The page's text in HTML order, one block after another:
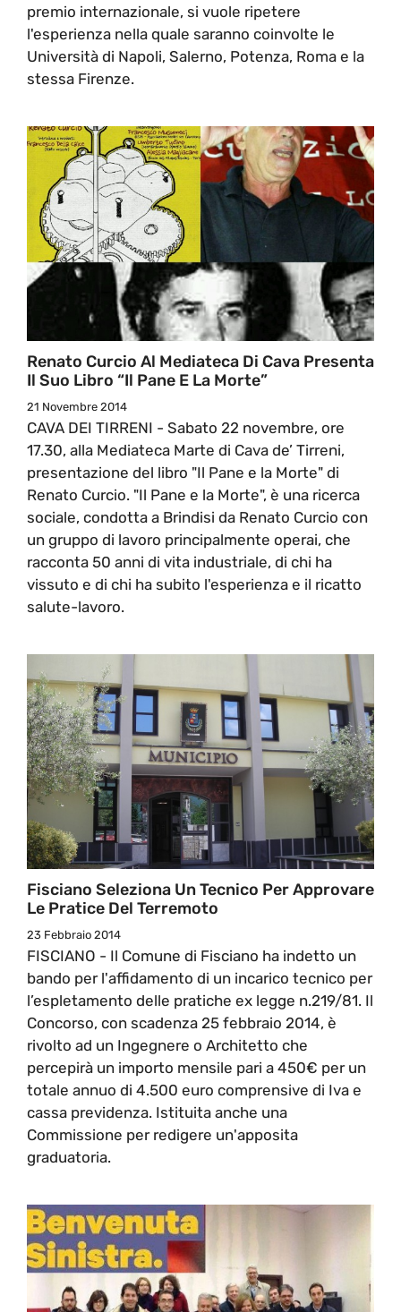
premio internazionale, si vuole ripetere
l'esperienza nella quale saranno coinvolte le
Università di Napoli, Salerno, Potenza, Roma e la
stessa Firenze.
Renato Curcio Al Mediateca Di Cava Presenta
Il Suo Libro “Il Pane E La Morte”
21 Novembre 2014
CAVA DEI TIRRENI - Sabato 22 novembre, ore
17.30, alla Mediateca Marte di Cava de’ Tirreni,
presentazione del libro "Il Pane e la Morte" di
Renato Curcio. "Il Pane e la Morte", è una ricerca
sociale, condotta a Brindisi da Renato Curcio con
un gruppo di lavoro principalmente operai, che
racconta 50 anni di vita industriale, di chi ha
vissuto e di chi ha subito l'esperienza e il ricatto
salute-lavoro.
Fisciano Seleziona Un Tecnico Per Approvare
Le Pratice Del Terremoto
23 Febbraio 2014
FISCIANO - Il Comune di Fisciano ha indetto un
bando per l'affidamento di un incarico tecnico per
l’espletamento delle pratiche ex legge n.219/81. Il
Concorso, con scadenza 25 febbraio 2014, è
rivolto ad un Ingegnere o Architetto che
percepirà un importo mensile pari a 450€ per un
totale annuo di 4.500 euro comprensive di Iva e
cassa previdenza. Istituita anche una
Commissione per redigere un'apposita
graduatoria.